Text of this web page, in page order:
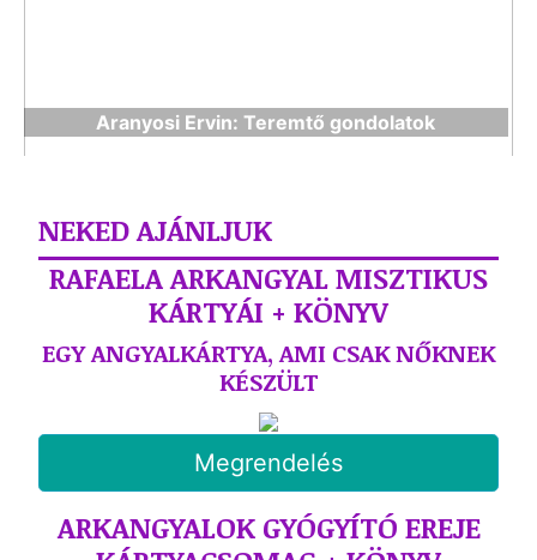
Aranyosi Ervin: Teremtő gondolatok
NEKED AJÁNLJUK
RAFAELA ARKANGYAL MISZTIKUS
KÁRTYÁI + KÖNYV
EGY ANGYALKÁRTYA, AMI CSAK NŐKNEK
KÉSZÜLT
Megrendelés
ARKANGYALOK GYÓGYÍTÓ EREJE